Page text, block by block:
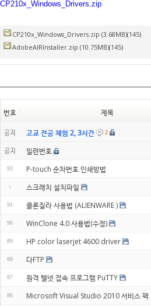
CP210x_Windows_Drivers.zip
CP210x_Windows_Drivers.zip (3.68MB)(145)
AdobeAIRInstaller.zip (10.75MB)(145)
번호 제목
공지 고교 전공 체험 2, 3시간 2
공지 일련번호
93 P-touch 순차번호 인쇄방법
스크래치 설치파일
91 클론질라 사용법 (ALIENWARE )
90 WinClone 4.0 사용법(수정)
89 HP color laserjet 4600 driver
88 다FTP
87 원격 텔넷 접속 프로그램 PuTTY
86 Microsoft Visual Studio 2010 서비스 팩